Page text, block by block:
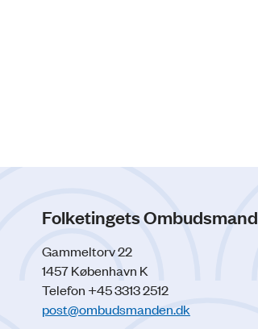
Folketingets Ombudsmand
Gammeltorv 22
1457 København K
Telefon +45 3313 2512
post@ombudsmanden.dk